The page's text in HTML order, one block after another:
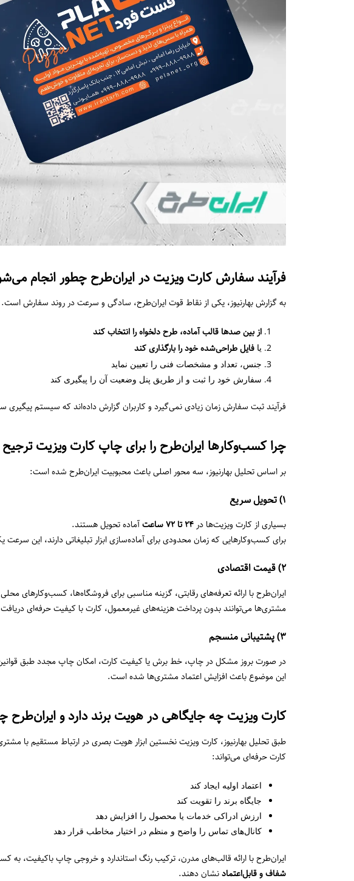
فرآیند سفارش کارت ویزیت در ایران‌طرح چطور انجام
به گزارش بهارنیوز، یکی از نقاط قوت ایران‌طرح، سادگی و سرعت در روند سفارش است.
از بین صدها قالب آماده، طرح دلخواه را انتخاب کند
یا فایل طراحی‌شده خود را بارگذاری کند
جنس، تعداد و مشخصات فنی را تعیین نماید
سفارش خود را ثبت و از طریق پنل وضعیت آن را پیگیری کند
فرآیند ثبت سفارش زمان زیادی نمی‌گیرد و کاربران گزارش داده‌اند که سیستم
چرا کسب‌وکارها ایران‌طرح را برای چاپ کارت ویزیت
بر اساس تحلیل بهارنیوز، سه محور اصلی باعث محبوبیت ایران‌طرح شده است:
۱) تحویل سریع
بسیاری از کارت ویزیت‌ها در ۲۴ تا ۷۲ ساعت
آماده تحویل هستند.
برای کسب‌وکارهایی که زمان محدودی برای آماده‌سازی ابزار تبلیغاتی دارند، این
۲) قیمت اقتصادی
ایران‌طرح با ارائه تعرفه‌های رقابتی، گزینه مناسبی برای فروشگاه‌ها، کسب‌وکارهای
مشتری‌ها می‌توانند بدون پرداخت هزینه‌های غیرمعمول، کارت با کیفیت حرفه‌ای
۳) پشتیبانی منسجم
در صورت بروز مشکل در چاپ، خط برش یا کیفیت کارت، امکان چاپ مجدد طبق
این موضوع باعث افزایش اعتماد مشتری‌ها شده است.
کارت ویزیت چه جایگاهی در هویت برند دارد و
طبق تحلیل بهارنیوز، کارت ویزیت نخستین ابزار هویت بصری در ارتباط مستقیم با
کارت حرفه‌ای می‌تواند:
اعتماد اولیه ایجاد کند
جایگاه برند را تقویت کند
ارزش ادراکی خدمات یا محصول را افزایش دهد
کانال‌های تماس را واضح و منظم در اختیار مخاطب قرار دهد
ایران‌طرح با ارائه قالب‌های مدرن، ترکیب رنگ استاندارد و خروجی چاپ باکیفیت،
شفاف و قابل‌اعتمادنشان دهند.